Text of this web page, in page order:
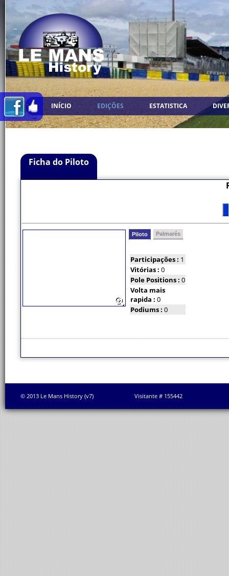
INÍCIO EDIÇÕES ESTATISTICA
Ficha do Piloto
Piloto Palmarés
Participações : 1
Vitórias : 0
Pole Positions : 0
Volta mais
rapida : 0
Podiums : 0
© 2013 Le Mans History (v7) Visitante # 155442